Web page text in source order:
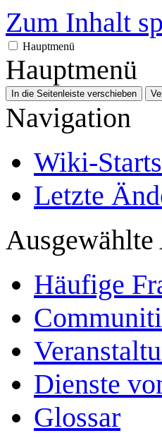
Zum Inhalt
Hauptmenü
Hauptmenü
In die Seitenleiste verschieben
Navigation
Wiki-
Letzte
Häufige
Dienste
Glossar